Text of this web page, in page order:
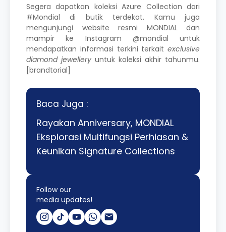
Segera dapatkan koleksi Azure Collection dari
#Mondial di butik terdekat. Kamu juga
mengunjungi website resmi MONDIALdan
mampir ke Instagram @mondial untuk
mendapatkan informasi terkini terkait exclusive
diamond jewellery untuk koleksi akhir tahunmu.
[brandtorial]
Baca Juga :
Rayakan Anniversary, MONDIAL
Eksplorasi Multifungsi Perhiasan &
Keunikan Signature Collections
Follow our
media updates!